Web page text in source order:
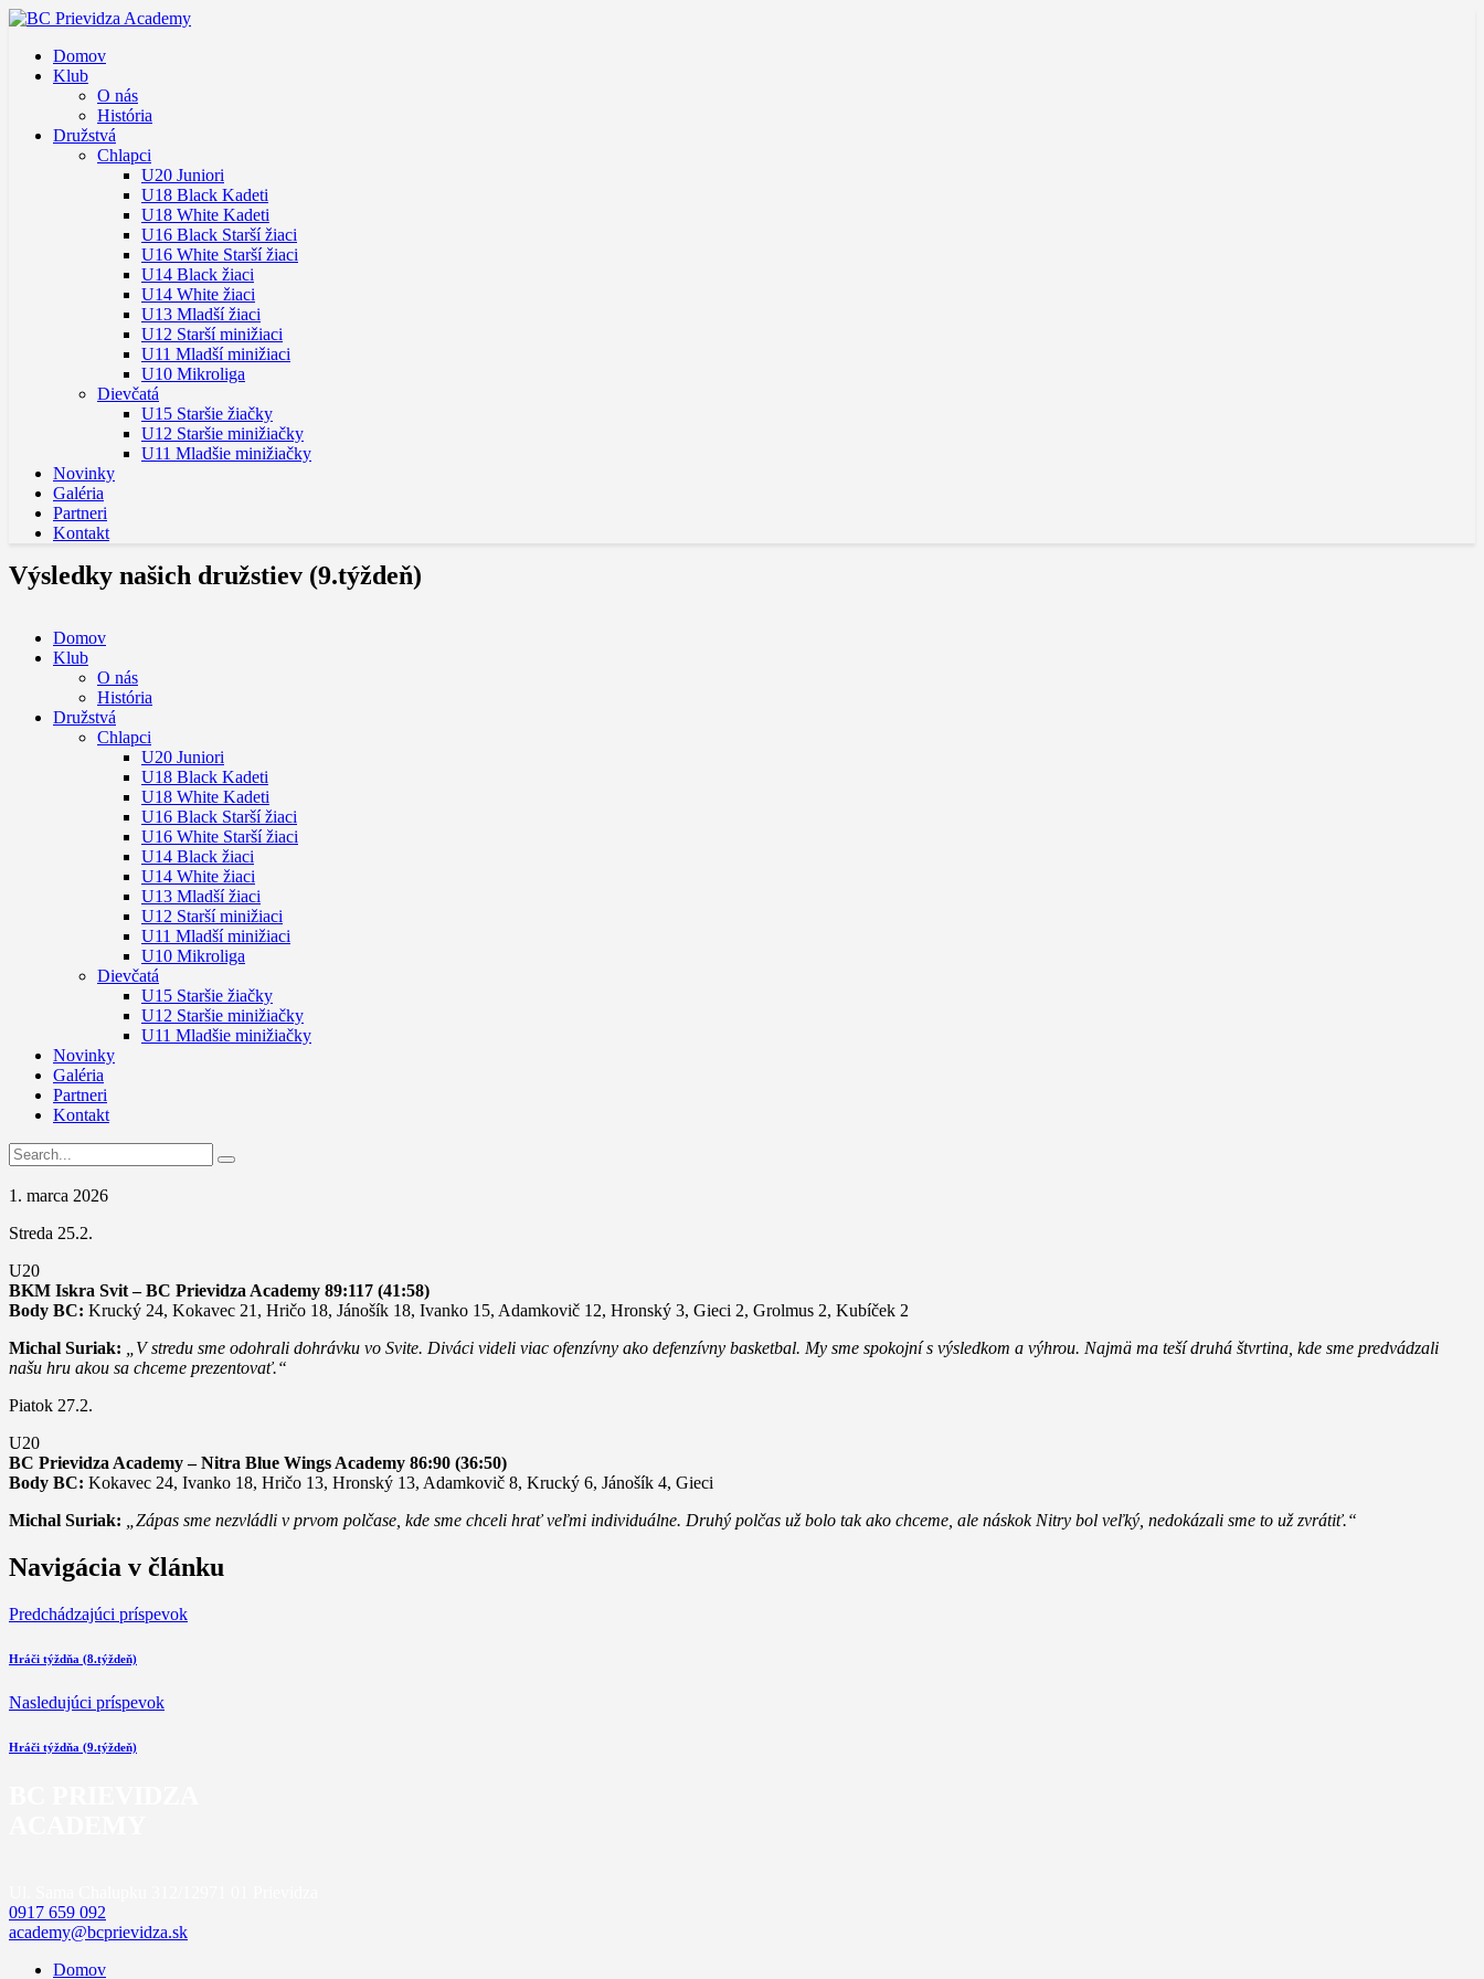
Domov
Klub
O nás
História
Družstvá
Chlapci
U20 Juniori
U18 Black Kadeti
U18 White Kadeti
U16 Black Starší žiaci
U16 White Starší žiaci
U14 Black žiaci
U14 White žiaci
U13 Mladší žiaci
U12 Starší minižiaci
U11 Mladší minižiaci
U10 Mikroliga
Dievčatá
U15 Staršie žiačky
U12 Staršie minižiačky
U11 Mladšie minižiačky
Novinky
Galéria
Partneri
Kontakt
Výsledky našich družstiev (9.týždeň)
Domov
Klub
O nás
História
Družstvá
Chlapci
U20 Juniori
U18 Black Kadeti
U18 White Kadeti
U16 Black Starší žiaci
U16 White Starší žiaci
U14 Black žiaci
U14 White žiaci
U13 Mladší žiaci
U12 Starší minižiaci
U11 Mladší minižiaci
U10 Mikroliga
Dievčatá
U15 Staršie žiačky
U12 Staršie minižiačky
U11 Mladšie minižiačky
Novinky
Galéria
Partneri
Kontakt
1. marca 2026
Streda 25.2.
U20
BKM Iskra Svit – BC Prievidza Academy 89:117 (41:58)
Body BC: Krucký 24, Kokavec 21, Hričo 18, Jánošík 18, Ivanko 15, Adamkovič 12, Hronský 3, Gieci 2, Grolmus 2, Kubíček 2
Michal Suriak:
„V stredu sme odohrali dohrávku vo Svite. Diváci videli viac ofenzívny ako defenzívny basketbal. My sme spokojní s výsledkom a výhrou. Najmä ma teší druhá štvrtina, kde sme predvádzali
našu hru akou sa chceme prezentovať.“
Piatok 27.2.
U20
BC Prievidza Academy – Nitra Blue Wings Academy 86:90 (36:50)
Body BC: Kokavec 24, Ivanko 18, Hričo 13, Hronský 13, Adamkovič 8, Krucký 6, Jánošík 4, Gieci
Michal Suriak:
„Zápas sme nezvládli v prvom polčase, kde sme chceli hrať veľmi individuálne. Druhý polčas už bolo tak ako chceme, ale náskok Nitry bol veľký, nedokázali sme to už zvrátiť.“
Navigácia v článku
Predchádzajúci príspevok
Hráči týždňa (8.týždeň)
Nasledujúci príspevok
Hráči týždňa (9.týždeň)
0917 659 092
academy@bcprievidza.sk
Domov